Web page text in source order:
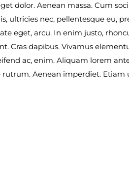
dolor. Aenean massa. Cum
ultricies nec, pellentesque eu,
eget, arcu. In enim justo,
Cras dapibus. Vivamus
ac, enim. Aliquam lorem
rutrum. Aenean imperdiet. Etiam